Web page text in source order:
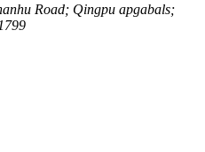
Road; Qingpu apgabals;